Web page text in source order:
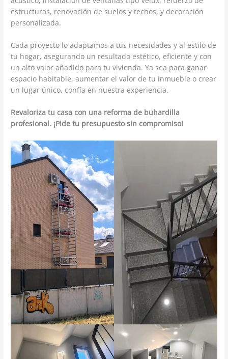
estructuras, renovación de suelos y techos, y decoración
personalizada.
Cada proyecto lo adaptamos a tus necesidades y al estilo de
tu hogar, asegurando un resultado estético, eficiente y con
un alto valor añadido para tu vivienda. Ya sea para ganar
espacio habitable, aumentar el valor de tu inmueble o crear
un lugar único, confía en nuestra experiencia.
Revaloriza tu casa con una reforma de buhardilla
profesional. ¡Pide tu presupuesto sin compromiso!